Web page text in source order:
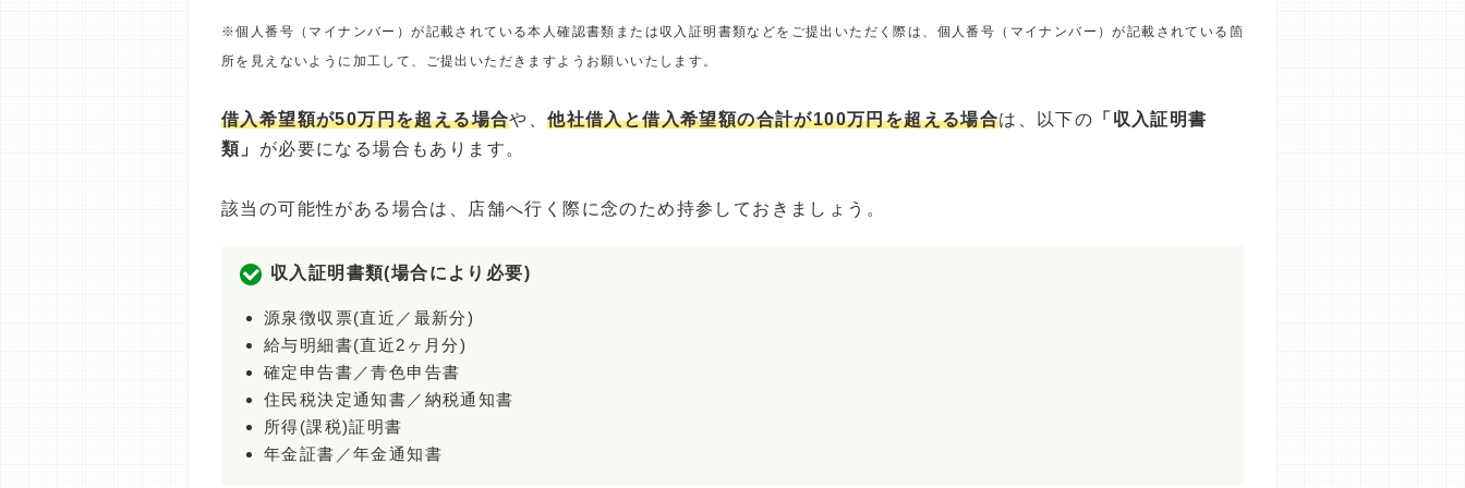
※個人番号（マイナンバー）が記載されている本人確認書類または収入証明書類などをご提出いただく際は、個人番号（マイナンバー）が記載されている箇
所を見えないように加工して、ご提出いただきますようお願いいたします。
借入希望額が50万円を超える場合や、他社借入と借入希望額の合計が100万円を超える場合は、以下の 「収入証明書
類」 が必要になる場合もあります。
該当の可能性がある場合は、店舗へ行く際に念のため持参しておきましょう。
収入証明書類(場合により必要)
源泉徴収票(直近／最新分)
給与明細書(直近2ヶ月分)
確定申告書／青色申告書
住民税決定通知書／納税通知書
所得(課税)証明書
年金証書／年金通知書